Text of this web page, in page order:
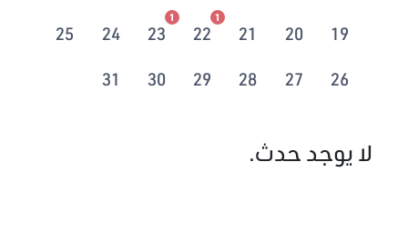
19
20
21
22
1
23
1
24
25
26
27
28
29
30
31
لا يوجد حدث.